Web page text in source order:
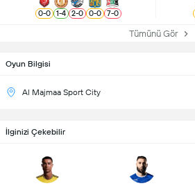
Oyun Bilgisi
Al Majmaa Sport City
0-0 1-4 2-0 0-0 7-0
Tümünü Gör
İlginizi Çekebilir